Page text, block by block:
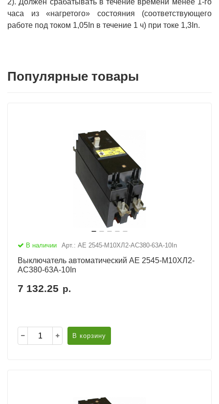
2). Должен срабатывать в течение времени менее 1-го
часа из «нагретого» состояния (соответствующего
работе под током 1,05In в течение 1 ч) при токе 1,3In.
Популярные товары
В наличии Арт.: АЕ 2545-М10ХЛ2-AC380-63А-10In
Выключатель автоматический АЕ 2545-М10ХЛ2-
AC380-63А-10In
7 132.25 р.
В корзину